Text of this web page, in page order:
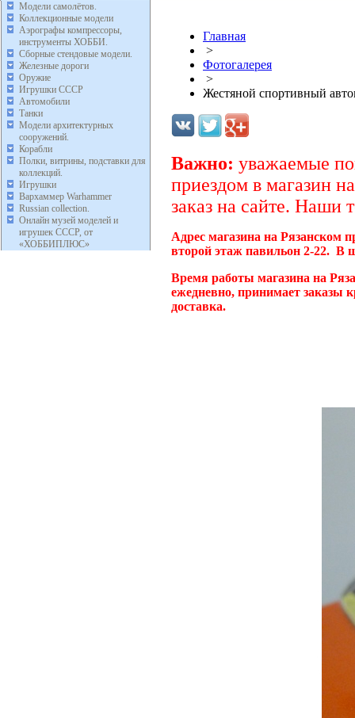
Модели самолётов.
Коллекционные модели
Аэрографы компрессоры,
инструменты ХОББИ.
Сборные стендовые модели.
Железные дороги
Оружие
Игрушки СССР
Автомобили
Танки
Модели архитектурных
сооружений.
Корабли
Полки, витрины, подставки для
коллекций.
Игрушки
Вархаммер Warhammer
Russian collection.
Онлайн музей моделей и
игрушек СССР, от
«ХОББИПЛЮС»
Главная
>
Фотогалерея
>
Жестяной спортивный
Важно: уважаемые
приездом в магазин
заказ на сайте. Наши
Адрес магазина на Рязанском
второй этаж павильон 2-22. В
Время работы магазина на
ежедневно, принимает заказы
доставка.